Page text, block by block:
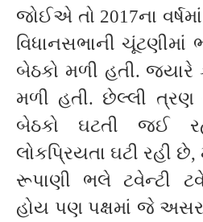
જોઈએ તો 2017ના
વિધાનસભાની ચૂંટણીમાં
બેઠકો મળી હતી. જ્યારે
મળી હતી. છેલ્લી ત્રણ
બેઠકો ઘટતી જઈ
લોકપ્રિયતા ઘટી રહી
રૂપાણી ભલે ટવેન્ટી
હોય પણ પક્ષમાં જે